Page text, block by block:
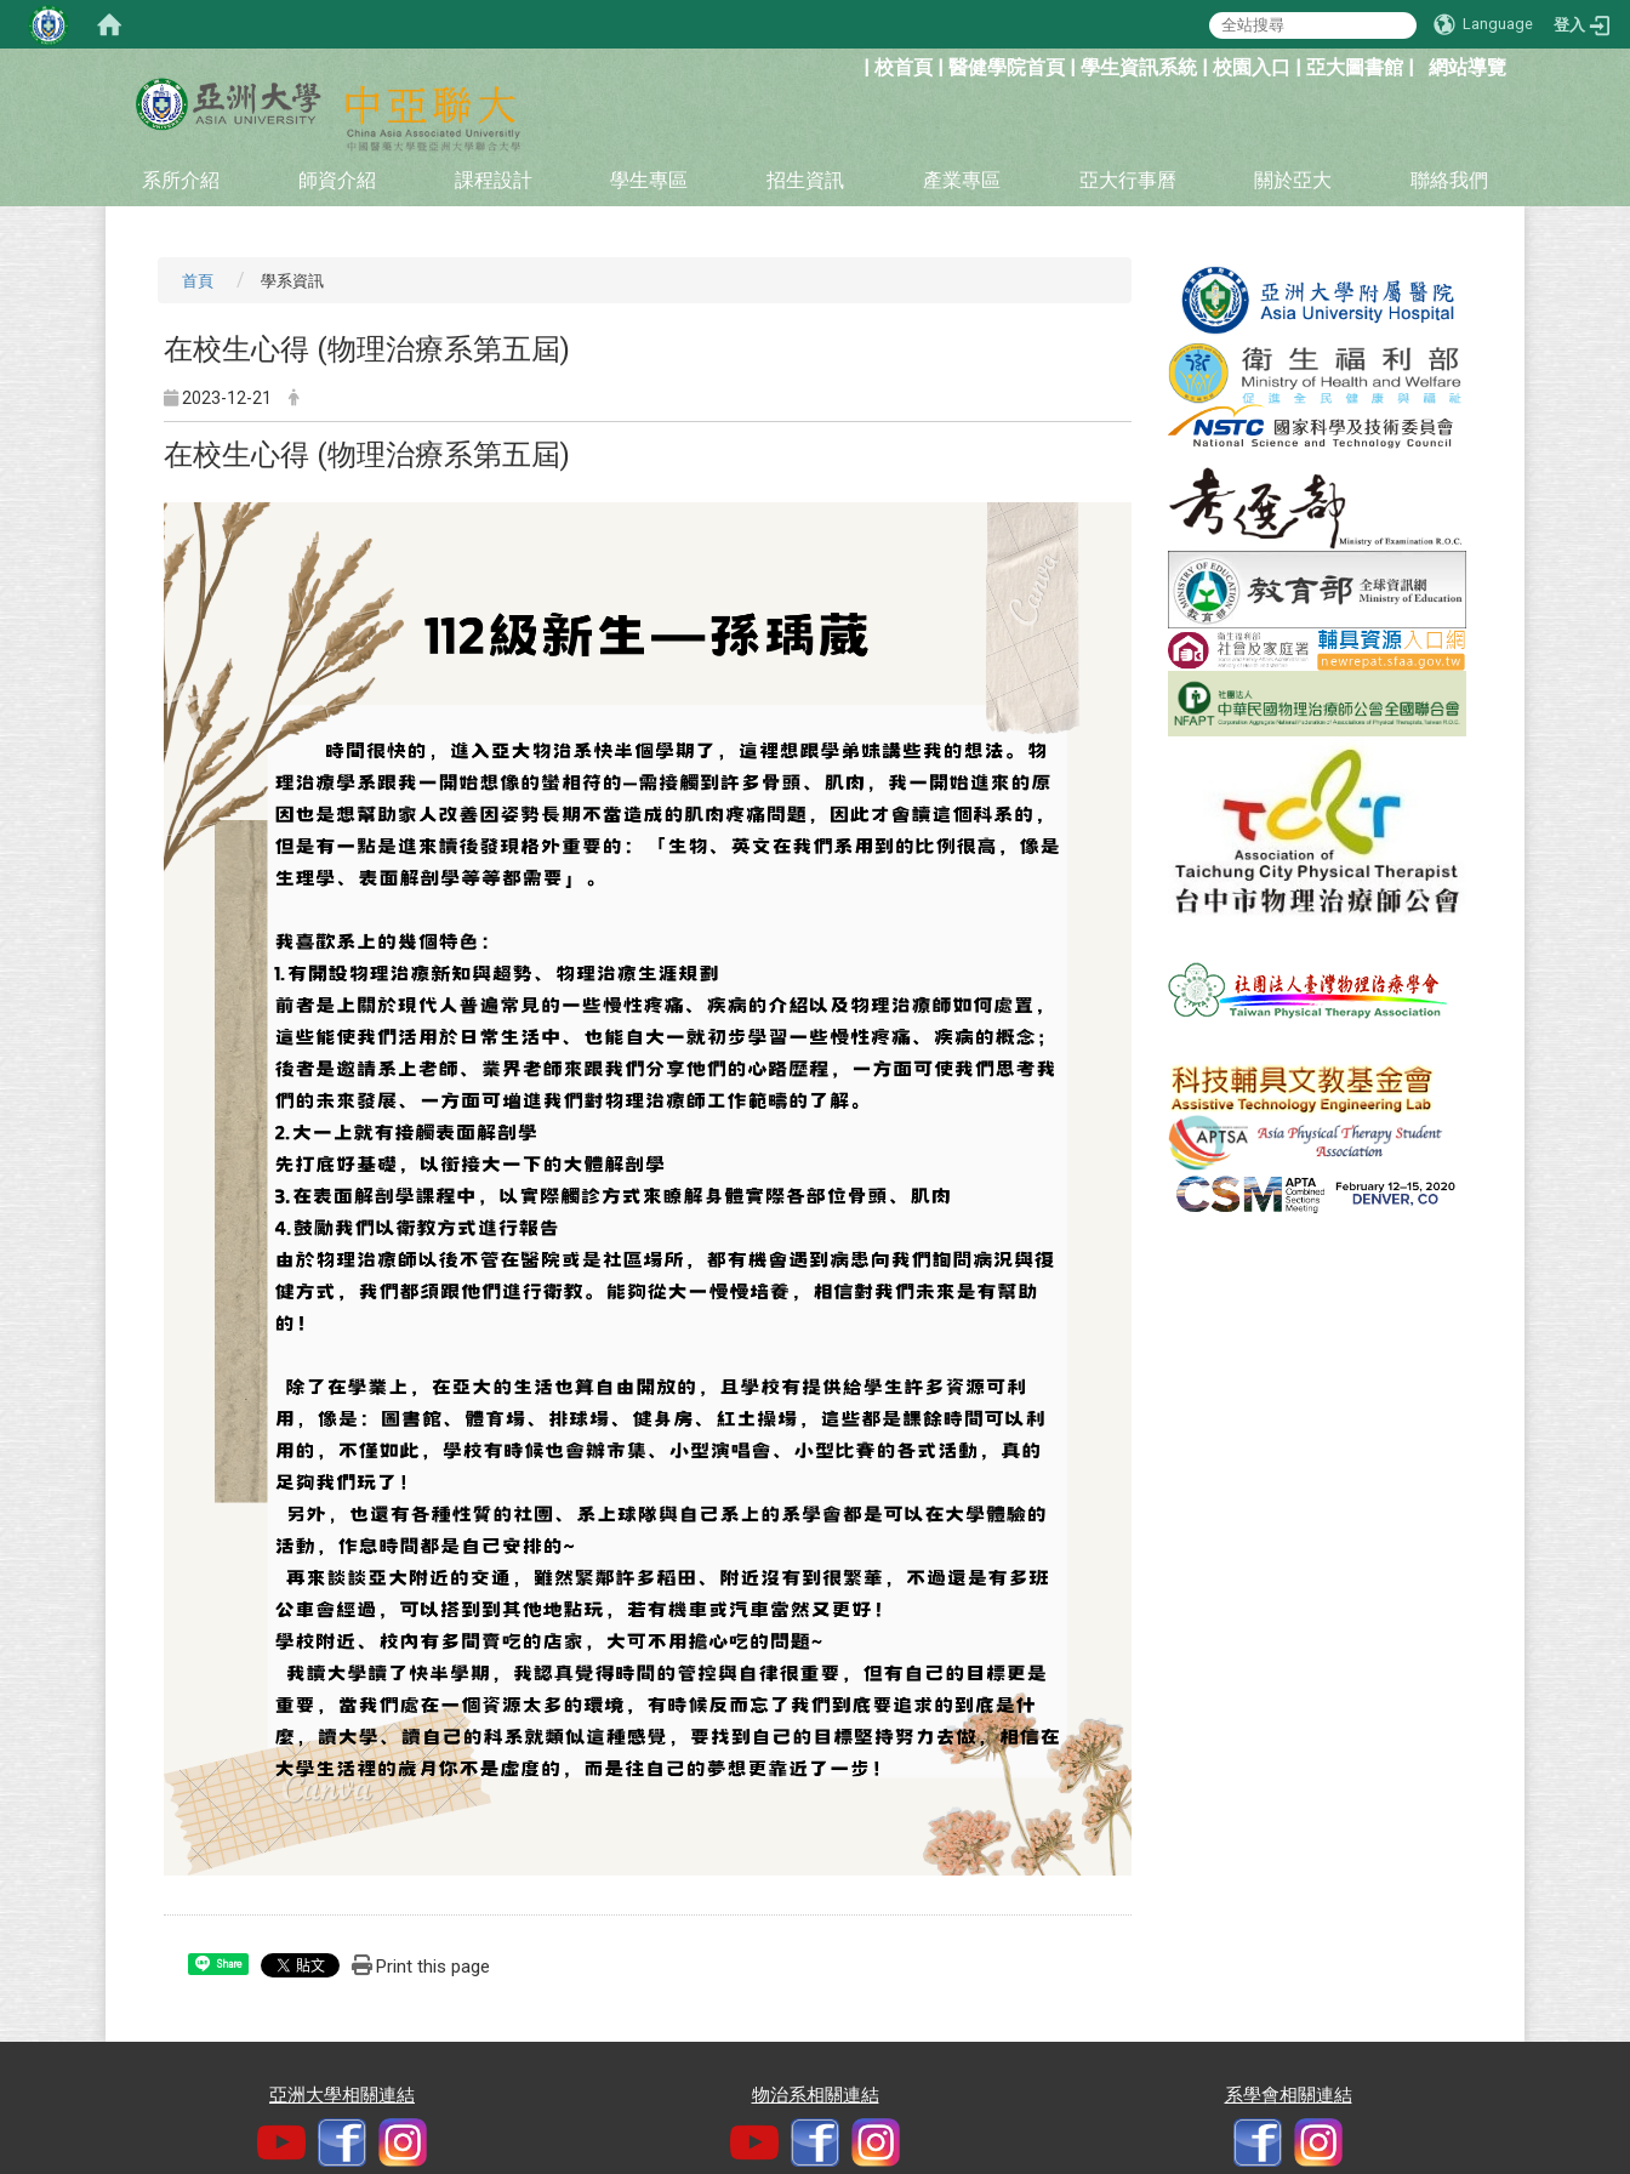
Language 登入
| 校首頁 | 醫健學院首頁 | 學生資訊系統| 校園入口 | 亞大圖書館 | 網站導覽
系所介紹 師資介紹 課程設計 學生專區 招生資訊 產業專區 亞大行事曆 關於亞大 聯絡我們
首頁 學系資訊
在校生心得 (物理治療系第五屆)
2023-12-21
在校生心得 (物理治療系第五屆)
Share Print this page
亞洲大學相關連結 物治系相關連結 系學會相關連結